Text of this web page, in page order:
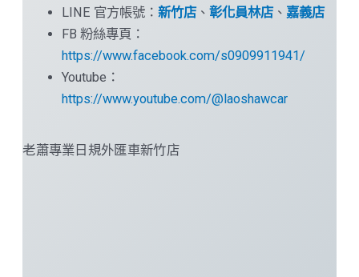
LINE 官方帳號：新竹店、彰化員林店、 嘉義店
FB 粉絲專頁：
https://www.facebook.com/s0909911941/
Youtube：
https://www.youtube.com/@laoshawcar
老蕭專業日規外匯車新竹店